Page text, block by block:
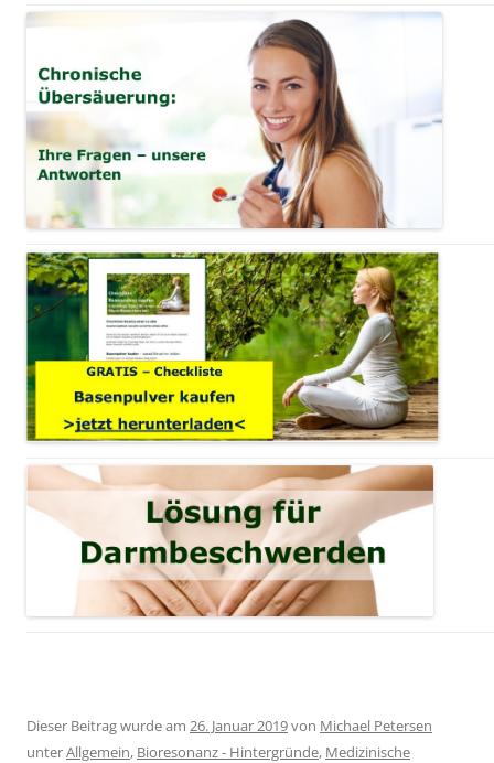
Dieser Beitrag wurde am 26. Januar 2019von Michael Petersen
unterAllgemein, Bioresonanz - Hintergründe, Medizinische